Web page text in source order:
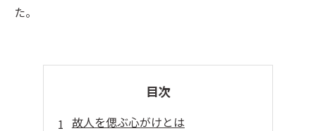
た。
目次
故人を偲ぶ心がけとは